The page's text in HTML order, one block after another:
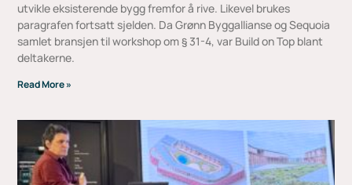
utvikle eksisterende bygg fremfor å rive. Likevel brukes
paragrafen fortsatt sjelden. Da Grønn Byggallianse og Sequoia
samlet bransjen til workshop om § 31-4, var Build on Top blant
deltakerne.
Read More »